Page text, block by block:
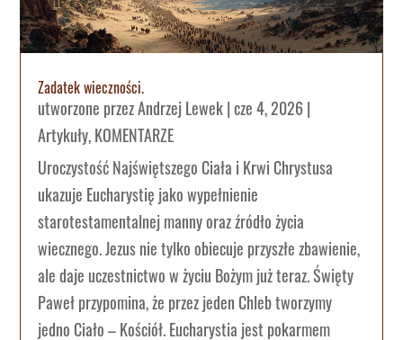
Zadatek wieczności.
utworzone przezAndrzej Lewek|cze 4, 2026|
Artykuły,KOMENTARZE
Uroczystość Najświętszego Ciała i Krwi Chrystusa
ukazuje Eucharystię jako wypełnienie
starotestamentalnej manny oraz źródło życia
wiecznego. Jezus nie tylko obiecuje przyszłe zbawienie,
ale daje uczestnictwo w życiu Bożym już teraz. Święty
Paweł przypomina, że przez jeden Chleb tworzymy
jedno Ciało – Kościół. Eucharystia jest pokarmem